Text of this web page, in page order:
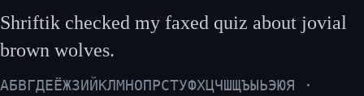
Shriftik checked my faxed quiz about jovial
brown wolves.
АБВГДЕЁЖЗИЙКЛМНОПРСТУФХЦЧШЩЪЫЬЭЮЯ ·